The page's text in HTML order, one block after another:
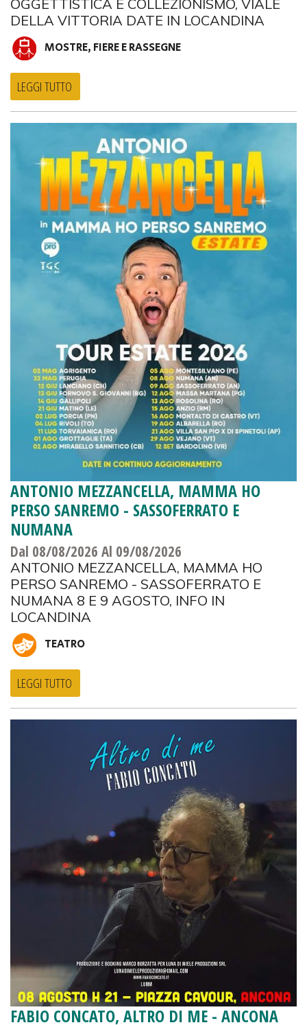
OGGETTISTICA E COLLEZIONISMO, VIALE
DELLA VITTORIA DATE IN LOCANDINA
MOSTRE, FIERE E RASSEGNE
LEGGI TUTTO
ANTONIO MEZZANCELLA, MAMMA HO
PERSO SANREMO - SASSOFERRATO E
NUMANA
Dal 08/08/2026 Al 09/08/2026
ANTONIO MEZZANCELLA, MAMMA HO
PERSO SANREMO - SASSOFERRATO E
NUMANA 8 E 9 AGOSTO, INFO IN
LOCANDINA
TEATRO
LEGGI TUTTO
FABIO CONCATO, ALTRO DI ME - ANCONA